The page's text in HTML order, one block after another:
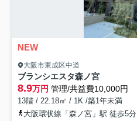
NEW
大阪市東成区中道
ブランシエスタ森ノ宮
8.9万円 管理/共益費10,000円
13階 / 22.18㎡ / 1K /築1年未満
大阪環状線「森ノ宮」駅 徒歩5分